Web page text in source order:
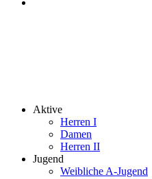
Aktive
Herren I
Damen
Herren II
Jugend
Weibliche A-Jugend